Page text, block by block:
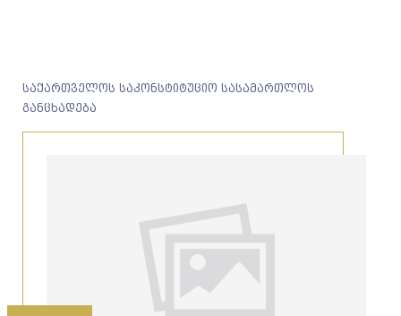
საქართველოს საკონსტიტუციო სასამართლოს
განცხადება